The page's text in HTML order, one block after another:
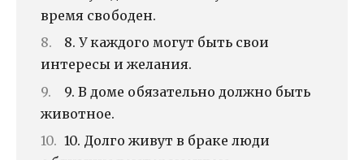
время свободен.
8. У каждого могут быть свои
интересы и желания.
9. В доме обязательно должно быть
животное.
10. Долго живут в браке люди